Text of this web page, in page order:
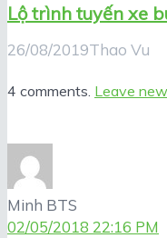
Lộ trình tuyến xe
26/08/2019Thao Vu
4 comments. Leave new
Minh BTS
02/05/2018 22:16 PM